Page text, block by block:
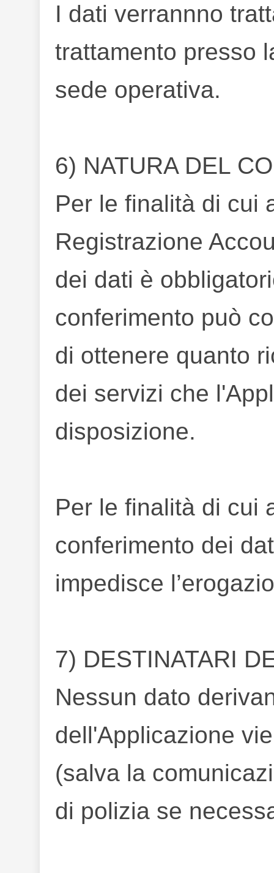
I dati verrannno
trattamento presso
sede operativa.
6) NATURA DEL
Per le finalità di cui
Registrazione
dei dati è
conferimento può
di ottenere quanto
dei servizi che
disposizione.
Per le finalità di cui
conferimento dei
impedisce
7) DESTINATARI
Nessun dato
dell'Applicazione
(salva la
di polizia se